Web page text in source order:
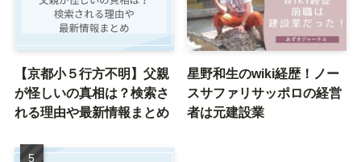
【京都小５行方不明】父親
が怪しいの真相は？検索さ
れる理由や最新情報まとめ
星野和生のwiki経歴！ノー
スサファリサッポロの経営
者は元建設業